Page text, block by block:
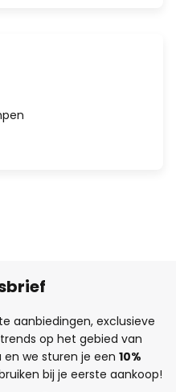
aanbiedingen, exclusieve
op het gebied van
en we sturen je een 10%
bij je eerste aankoop!